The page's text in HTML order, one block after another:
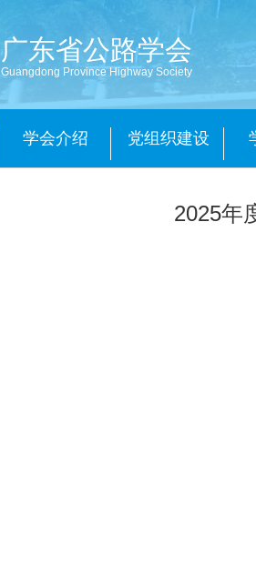
广东省公路学会
Guangdong Province Highway Society
学会介绍 党组织建设
2025年